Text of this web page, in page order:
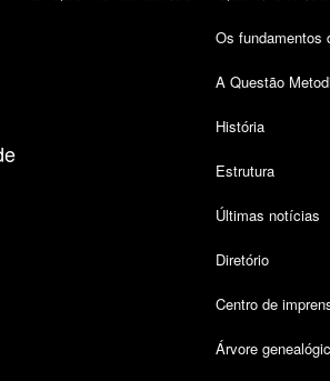
Os fundamentos
A Questão
História
Estrutura
Últimas notícias
Diretório
Centro de
Árvore